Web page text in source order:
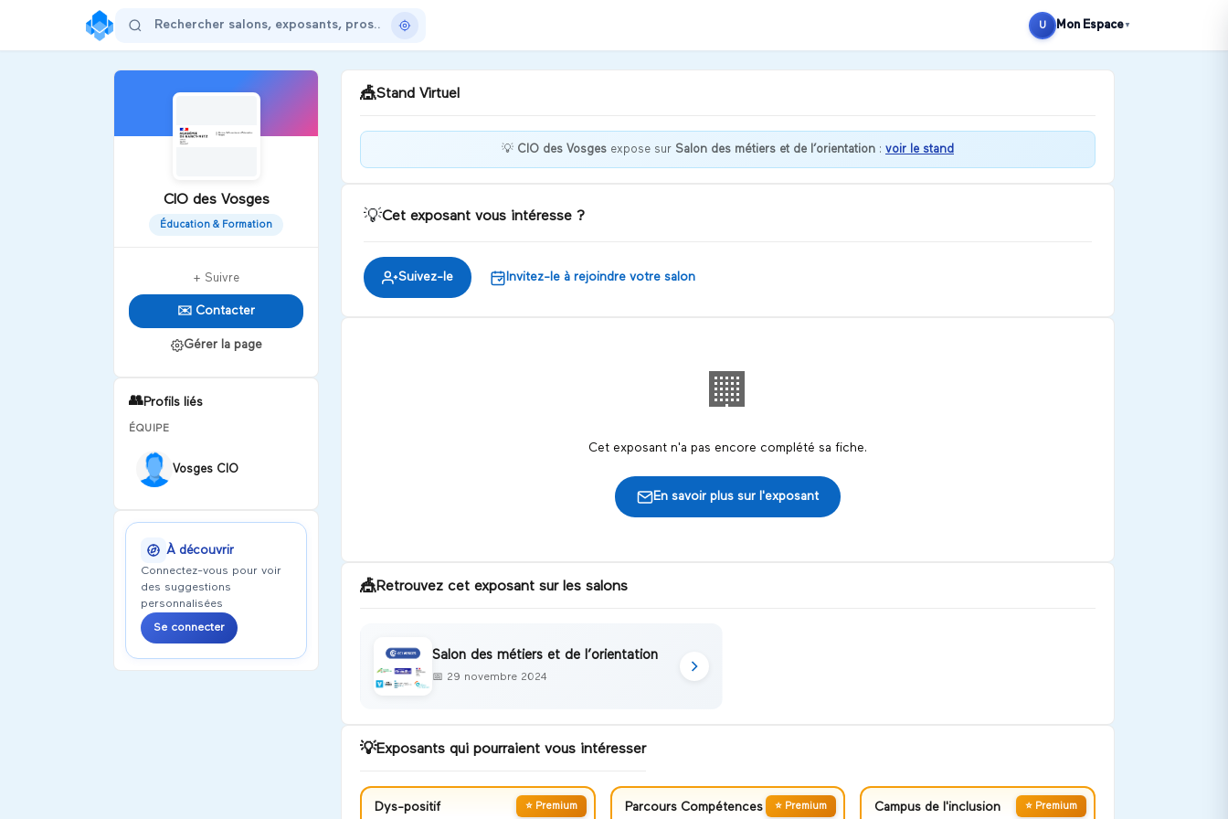
U Mon Espace ▼
CIO des Vosges
Éducation & Formation
+ Suivre
✉️ Contacter
Gérer la page
👥Profils liés
ÉQUIPE
Vosges CIO
À découvrir
Connectez-vous pour voir
des suggestions
personnalisées
Se connecter
🎪Stand Virtuel
Bienvenue chez CIO des
💡 CIO des Vosges expose sur Salon des métiers et de l’orientation : voir le stand
💡Cet exposant vous intéresse ?
Suivez-le Invitez-le à rejoindre votre salon
🏢
Cet exposant n'a pas encore complété sa fiche.
En savoir plus sur l'exposant
🎪Retrouvez cet exposant sur les salons
Salon des métiers et de l’orientation
📅 29 novembre 2024
💡Exposants qui pourraient vous intéresser
⭐ Premium
Dys-positif ⭐ Premium
Parcours Compétences ⭐ Premium
Campus de l'inclusion